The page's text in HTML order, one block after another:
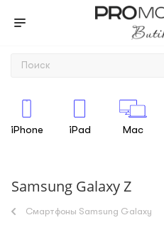
iPhone iPad Mac
Samsung Galaxy Z
Смартфоны Samsung Galaxy